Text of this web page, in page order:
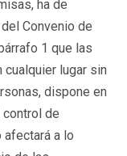
ha de
Convenio de
1 que las
lugar sin
dispone en
de
a lo